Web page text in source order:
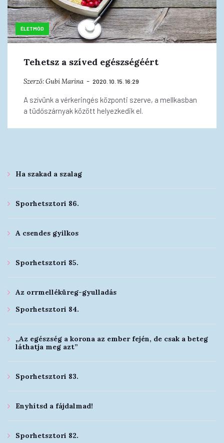
ÉLETMÓD
Tehetsz a szíved egészségéért
Szerző:Gubi Marina 2020. 10. 15. 16:29
A szívünk a vérkeringés központi szerve, a mellkasban
a tüdőszárnyak között helyezkedik el.
Ha szakad a szalag
Sporhetsztori 86.
A csendes gyilkos
Sporhetsztori 85.
Az orrmelléküreg-gyulladás
Sporhetsztori 84.
„Az egészség a korona az ember fején, de csak a beteg
láthatja meg azt”
Sporhetsztori 83.
Enyhítsd a fájdalmad!
Sporhetsztori 82.